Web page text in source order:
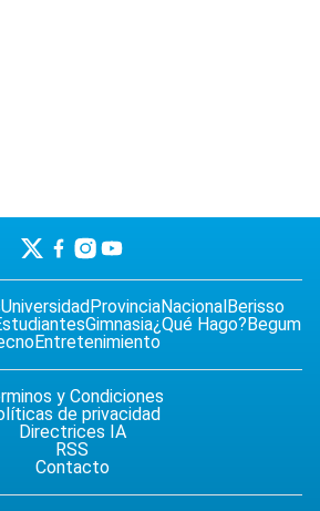
UniversidadProvinciaNacionalBerisso
Gimnasia¿Qué Hago?Begum
Entretenimiento
y Condiciones
de privacidad
Directrices IA
RSS
Contacto